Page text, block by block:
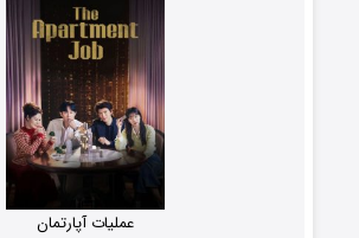
عملیات آپارتمان